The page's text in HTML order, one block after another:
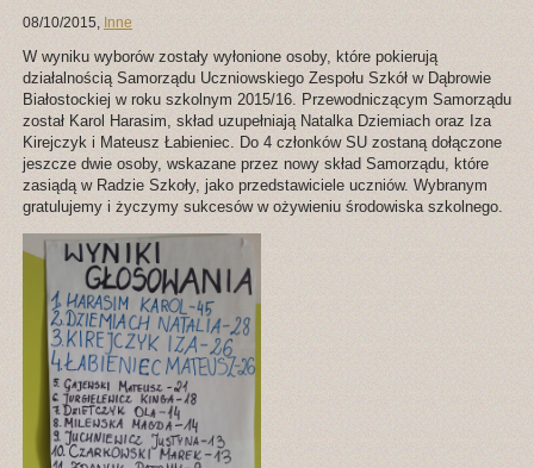
08/10/2015, Inne
W wyniku wyborów zostały wyłonione osoby, które pokierują
działalnością Samorządu Uczniowskiego Zespołu Szkół w Dąbrowie
Białostockiej w roku szkolnym 2015/16. Przewodniczącym Samorządu
został Karol Harasim, skład uzupełniają Natalka Dziemiach oraz Iza
Kirejczyk i Mateusz Łabieniec. Do 4 członków SU zostaną dołączone
jeszcze dwie osoby, wskazane przez nowy skład Samorządu, które
zasiądą w Radzie Szkoły, jako przedstawiciele uczniów. Wybranym
gratulujemy i życzymy sukcesów w ożywieniu środowiska szkolnego.